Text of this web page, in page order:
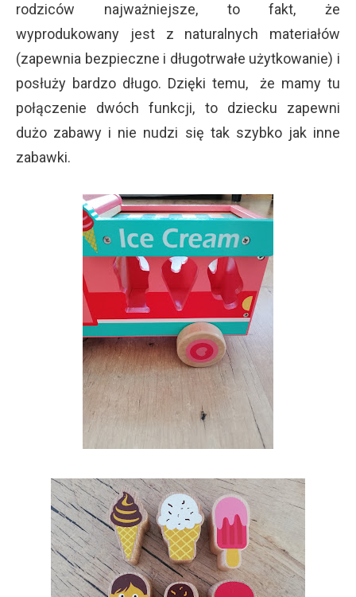
rodziców najważniejsze, to fakt, że
wyprodukowany jest z naturalnych materiałów
(zapewnia bezpieczne i długotrwałe użytkowanie) i
posłuży bardzo długo. Dzięki temu, że mamy tu
połączenie dwóch funkcji, to dziecku zapewni
dużo zabawy i nie nudzi się tak szybko jak inne
zabawki.